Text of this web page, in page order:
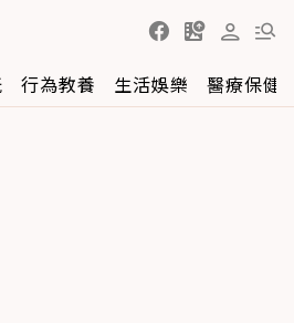
行為教養 生活娛樂 醫療保健